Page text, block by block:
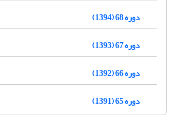
دوره 68 (1394)
دوره 67 (1393)
دوره 66 (1392)
دوره 65 (1391)